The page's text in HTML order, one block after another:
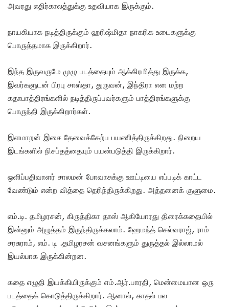
அவரது எதிர்காலத்துக்கு உதவியாக இருக்கும்.
நாயகியாக நடித்திருக்கும் ஹரிஷ்மிதா நாகரிக உடைகளுக்கு
பொருத்தமாக இருக்கிறார்.
இந்த இருவருமே முழு படத்தையும் ஆக்கிரமித்து இருக்க,
இவர்களுடன் பிரபு சாஸ்தா, துருவன், இந்திரா என மற்ற
கதாபாத்திரங்களில் நடித்திருப்பவர்களும் பாத்திரங்களுக்கு
பொருந்தி இருக்கிறார்கள்.
இளமாறன் இசை தேவைக்கேற்ப பயணித்திருக்கிறது. நிறைய
இடங்களில் நிசப்தத்தையும் பயன்படுத்தி இருக்கிறார்.
ஒளிப்பதிவாளர் சாலமன் போவாசுக்கு ஊட்டியை எப்படிக் காட்ட
வேண்டும் என்ற வித்தை தெரிந்திருக்கிறது. அத்தனைக் குளுமை.
எம்.டி. தமிழரசன், கிருத்திகா தாஸ் ஆகியோரது திரைக்கதையில்
இன்னும் அழுத்தம் இருந்திருக்கலாம். ஹேமந்த் செல்வராஜ், ராம்
சரசுராம், எம். டி .தமிழரசன் வசனங்களும் துருத்தல் இல்லாமல்
இயல்பாக இருக்கின்றன.
கதை எழுதி இயக்கியிருக்கும் எம்.ஆர்.பாரதி, மென்மையான ஒரு
படத்தைக் கொடுத்திருக்கிறார். ஆனால், காதல் பல